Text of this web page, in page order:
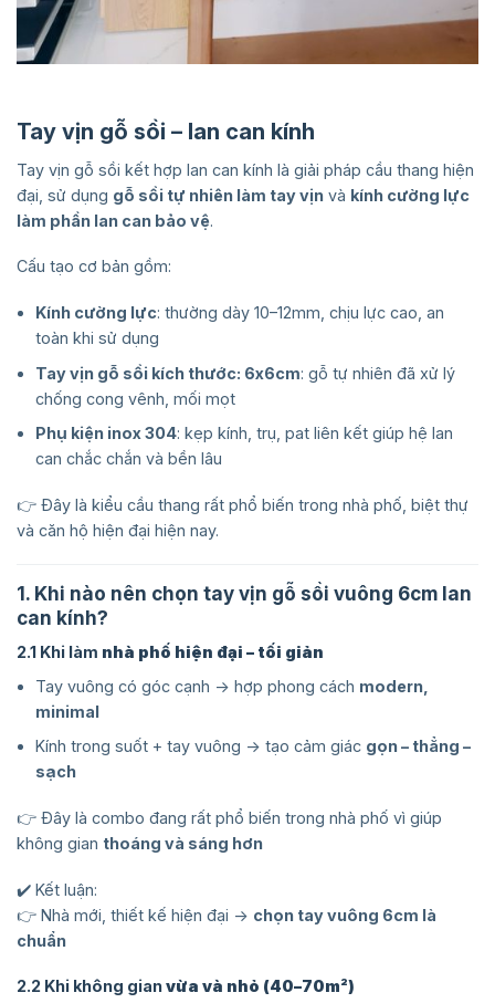
Tay vịn gỗ sồi – lan can kính
Tay vịn gỗ sồi kết hợp lan can kính là giải pháp cầu thang hiện
đại, sử dụng gỗ sồi tự nhiên làm tay vịn và kính cường lực
làm phần lan can bảo vệ.
Cấu tạo cơ bản gồm:
Kính cường lực: thường dày 10–12mm, chịu lực cao, an
toàn khi sử dụng
Tay vịn gỗ sồi kích thước: 6x6cm: gỗ tự nhiên đã xử lý
chống cong vênh, mối mọt
Phụ kiện inox 304: kẹp kính, trụ, pat liên kết giúp hệ lan
can chắc chắn và bền lâu
👉 Đây là kiểu cầu thang rất phổ biến trong nhà phố, biệt thự
và căn hộ hiện đại hiện nay.
1. Khi nào nên chọn tay vịn gỗ sồi vuông 6cm lan
can kính?
2.1 Khi làm nhà phố hiện đại – tối giản
Tay vuông có góc cạnh → hợp phong cách modern,
minimal
Kính trong suốt + tay vuông → tạo cảm giác gọn – thẳng –
sạch
👉 Đây là combo đang rất phổ biến trong nhà phố vì giúp
không gian thoáng và sáng hơn
✔️ Kết luận:
👉 Nhà mới, thiết kế hiện đại → chọn tay vuông 6cm là
chuẩn
2.2 Khi không gianvừa và nhỏ (40–70m²)